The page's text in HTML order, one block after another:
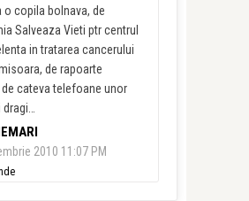
o copila bolnava, de
Salveaza Vieti ptr centrul
in tratarea cancerului
de rapoarte
cateva telefoane unor
2010 11:07 PM